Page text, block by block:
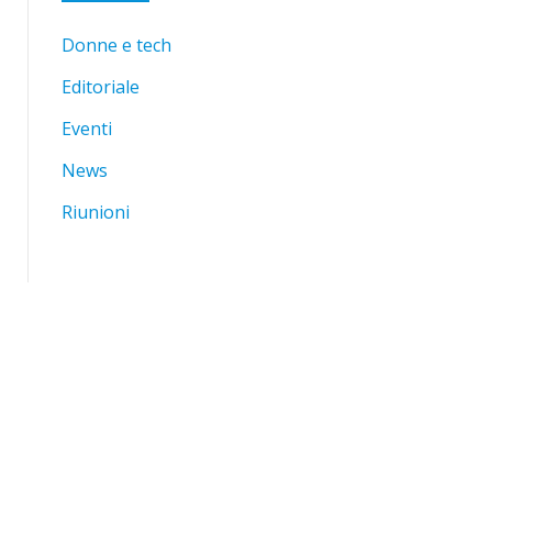
Donne e tech
Editoriale
Eventi
News
Riunioni